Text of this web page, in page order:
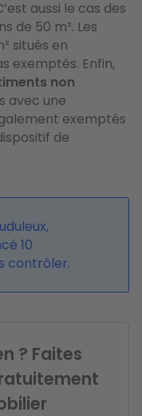
aussi le cas des
de 50 m². Les
situés en
exemptés. Enfin,
non
avec une
exemptés
de
10
contrôler.
? Faites